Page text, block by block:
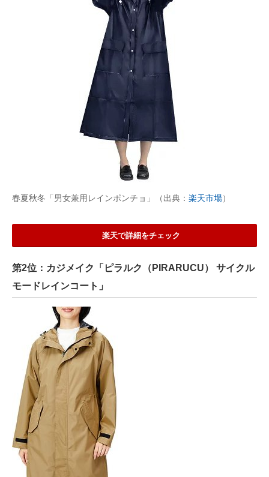
春夏秋冬「男女兼用レインポンチョ」（出典： 楽天市場）
楽天で詳細をチェック
第2位：カジメイク「ピラルク（PIRARUCU） サイクル
モードレインコート」